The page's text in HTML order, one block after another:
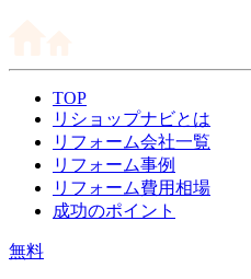
TOP
リショップナビとは
リフォーム会社一覧
リフォーム事例
リフォーム費用相場
成功のポイント
無料